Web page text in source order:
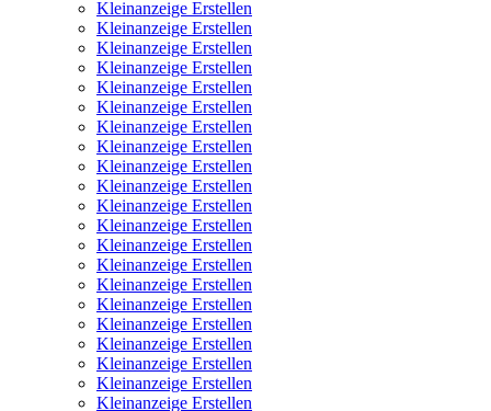
Kleinanzeige Erstellen
Kleinanzeige Erstellen
Kleinanzeige Erstellen
Kleinanzeige Erstellen
Kleinanzeige Erstellen
Kleinanzeige Erstellen
Kleinanzeige Erstellen
Kleinanzeige Erstellen
Kleinanzeige Erstellen
Kleinanzeige Erstellen
Kleinanzeige Erstellen
Kleinanzeige Erstellen
Kleinanzeige Erstellen
Kleinanzeige Erstellen
Kleinanzeige Erstellen
Kleinanzeige Erstellen
Kleinanzeige Erstellen
Kleinanzeige Erstellen
Kleinanzeige Erstellen
Kleinanzeige Erstellen
Kleinanzeige Erstellen